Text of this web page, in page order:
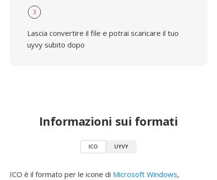
3
Lascia convertire il file e potrai scaricare il tuo
uyvy subito dopo
Informazioni sui formati
ICO UYVY
ICO è il formato per le icone di Microsoft Windows,